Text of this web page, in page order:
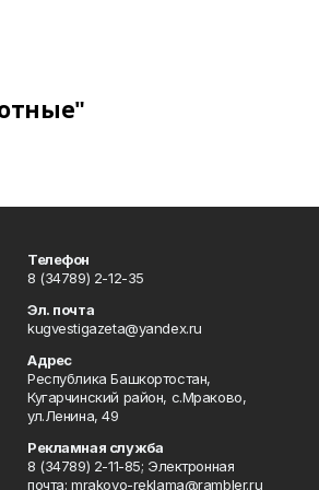
Телефон
8 (34789) 2-12-35
Эл. почта
kugvestigazeta@yandex.ru
Адрес
Республика Башкортостан,
Кугарчинский район, с.Мраково,
ул.Ленина, 49
Рекламная служба
8 (34789) 2-11-85; Электронная
почта: mrakovo-reklama@rambler.ru